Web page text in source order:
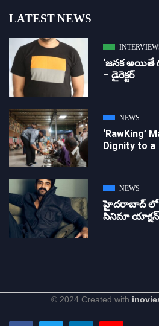
LATEST NEWS
‘జ‌న‌క అయితే
– డైరెక్ట‌ర్
NEWS
‘RawKing’
Dignity to a
NEWS
హైదరాబాద్ లో
సినిమా యాక్షన్
© 2024 Created with